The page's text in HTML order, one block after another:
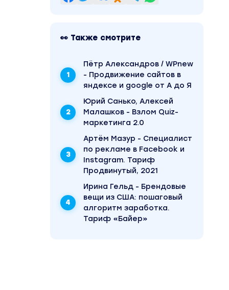
👀 Также смотрите
Пётр Александров / WPnew
- Продвижение сайтов в
яндексе и google от А до Я
Юрий Санько, Алексей
Малашков - Взлом Quiz-
маркетинга 2.0
Артём Мазур - Специалист
по рекламе в Facebook и
Instagram. Тариф
Продвинутый, 2021
Ирина Гельд - Брендовые
вещи из США: пошаговый
алгоритм заработка.
Тариф «Байер»